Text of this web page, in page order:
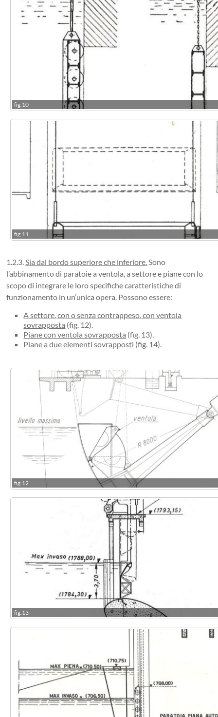
fig.10
fig.11
1.2.3.Sia dal bordo superiore che inferiore.Sono
l’abbinamento di paratoie a ventola, a settore e piane con lo
scopo di integrare le loro specifiche caratteristiche di
funzionamento in un’unica opera. Possono essere:
A settore, con o senza contrappeso, con ventola
sovrapposta (fig. 12).
Piane con ventola sovrapposta (fig. 13).
Piane a due elementi sovrapposti (fig. 14).
fig.12
fig.13